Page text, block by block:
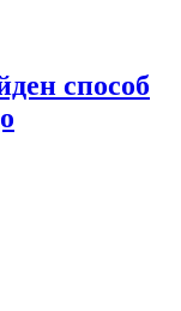
способ